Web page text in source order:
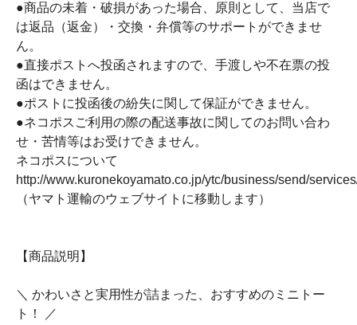
●商品の未着・破損があった場合、原則として、当店で
は返品（返金）・交換・弁償等のサポートができませ
ん。
●直接ポストへ投函されますので、手渡しや不在票の投
函はできません。
●ポストに投函後の紛失に関して保証ができません。
●ネコポスご利用の際の配送事故に関してのお問い合わ
せ・苦情等はお受けできません。
ネコポスについて
http://www.kuronekoyamato.co.jp/ytc/business/send/
（ヤマト運輸のウェブサイトに移動します）
【商品説明】
＼ かわいさと実用性が詰まった、おすすめのミニトー
ト！ ／